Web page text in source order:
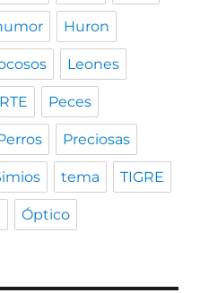
Huron
Leones
Peces
Preciosas
tema TIGRE
Óptico